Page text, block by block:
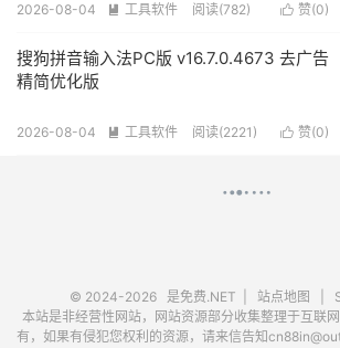
 赞(0)
2026-08-04  工具软件 阅读(782)
搜狗拼音输入法PC版 v16.7.0.4673 去广告
精简优化版
 赞(0)
2026-08-04  工具软件 阅读(2221)
© 2024-2026 是免费.NET 站点地图
本站是非经营性网站，网站资源部分收集整理于互联
有，如果有侵犯您权利的资源，请来信告知